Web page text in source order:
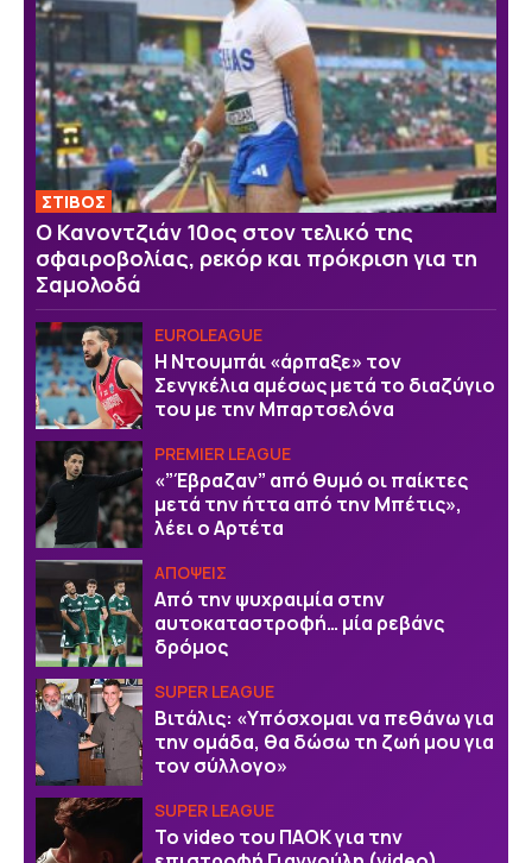
ΣΤΙΒΟΣ
Ο Κανοντζιάν 10ος στον τελικό της
σφαιροβολίας, ρεκόρ και πρόκριση για τη
Σαμολοδά
EUROLEAGUE
Η Ντουμπάι «άρπαξε» τον
Σενγκέλια αμέσως μετά το διαζύγιο
του με την Μπαρτσελόνα
PREMIER LEAGUE
«”Έβραζαν” από θυμό οι παίκτες
μετά την ήττα από την Μπέτις»,
λέει ο Αρτέτα
ΑΠΟΨΕΙΣ
Από την ψυχραιμία στην
αυτοκαταστροφή… μία ρεβάνς
δρόμος
SUPER LEAGUE
Βιτάλις: «Υπόσχομαι να πεθάνω για
την ομάδα, θα δώσω τη ζωή μου για
τον σύλλογο»
SUPER LEAGUE
Το video του ΠΑΟΚ για την